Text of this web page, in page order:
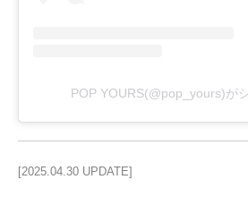
POP YOURS(@pop_yours)が
[2025.04.30 UPDATE]